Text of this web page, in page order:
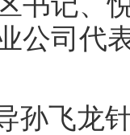
公司代
孙飞龙